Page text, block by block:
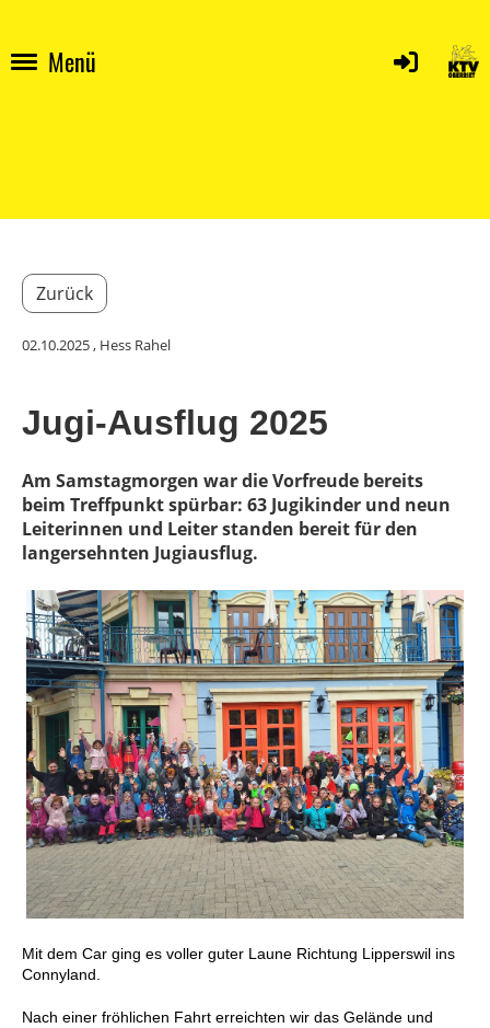
Menü
Zurück
02.10.2025, Hess Rahel
Jugi-Ausflug 2025
Am Samstagmorgen war die Vorfreude bereits
beim Treffpunkt spürbar: 63 Jugikinder und neun
Leiterinnen und Leiter standen bereit für den
langersehnten Jugiausflug.
Mit dem Car ging es voller guter Laune Richtung Lipperswil ins
Connyland.
Nach einer fröhlichen Fahrt erreichten wir das Gelände und